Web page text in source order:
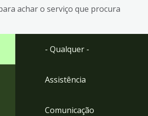
achar o serviço que procura
- Qualquer -
Assistência
Comunicação